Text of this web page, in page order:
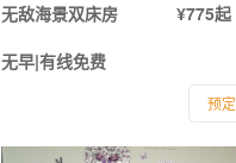
无敌海景双床房
¥775起
无早|有线免费
预定